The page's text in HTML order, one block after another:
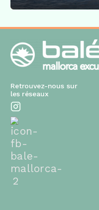
Retrouvez-nous sur
les réseaux